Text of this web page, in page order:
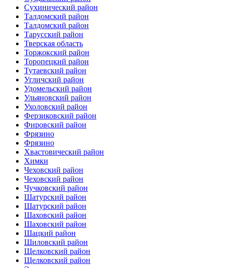
Сухинический район
Талдомский район
Талдомский район
Тарусский район
Тверская область
Торжокский район
Торопецкий район
Тутаевский район
Угличский район
Удомельский район
Ульяновский район
Ухоловский район
Ферзиковский район
Фировский район
Фрязино
Фрязино
Хвастовический район
Химки
Чеховский район
Чеховский район
Чучковский район
Шатурский район
Шатурский район
Шаховский район
Шаховский район
Шацкий район
Шиловский район
Щелковский район
Щелковский район